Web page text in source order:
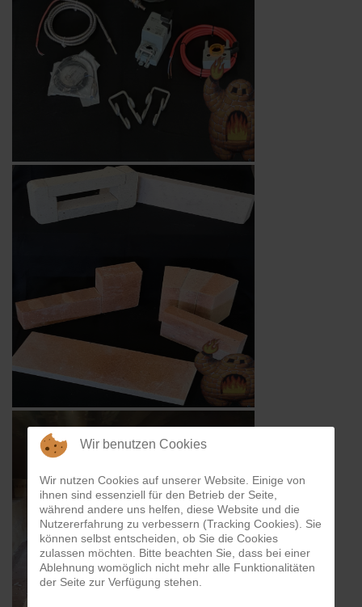
Wir benutzen Cookies
Wir nutzen Cookies auf unserer Website. Einige von
ihnen sind essenziell für den Betrieb der Seite,
während andere uns helfen, diese Website und die
Nutzererfahrung zu verbessern (Tracking Cookies). Sie
können selbst entscheiden, ob Sie die Cookies
zulassen möchten. Bitte beachten Sie, dass bei einer
Ablehnung womöglich nicht mehr alle Funktionalitäten
der Seite zur Verfügung stehen.